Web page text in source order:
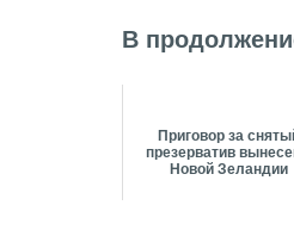
В
Приговор за
презерватив
Новой Зеландии